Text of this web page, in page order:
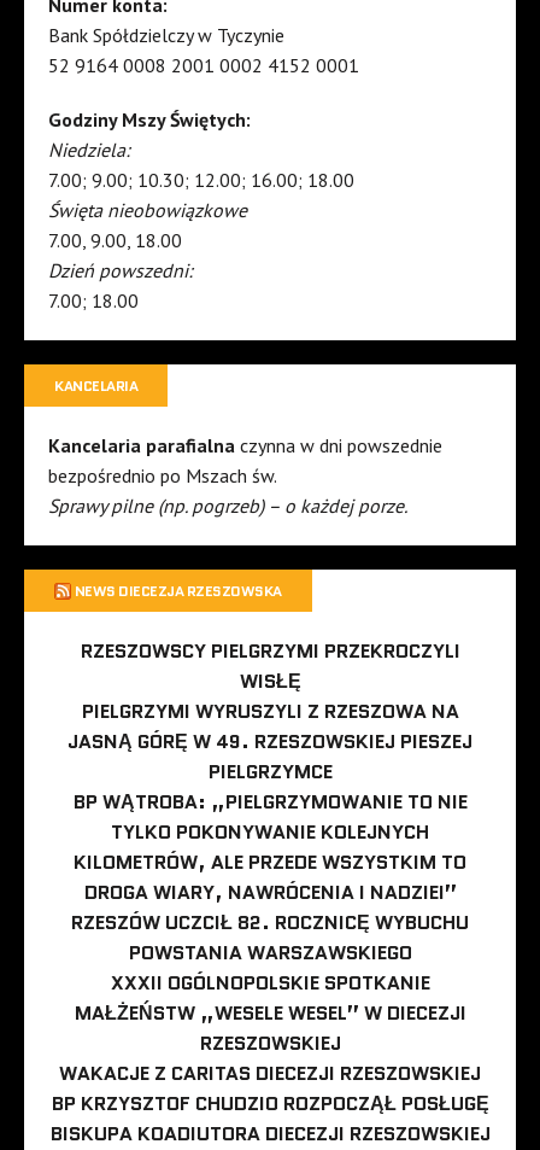
Numer konta:
Bank Spółdzielczy w Tyczynie
52 9164 0008 2001 0002 4152 0001
Godziny Mszy Świętych:
Niedziela:
7.00; 9.00; 10.30; 12.00; 16.00; 18.00
Święta nieobowiązkowe
7.00, 9.00, 18.00
Dzień powszedni:
7.00; 18.00
KANCELARIA
Kancelaria parafialna czynna w dni powszednie
bezpośrednio po Mszach św.
Sprawy pilne (np. pogrzeb) – o każdej porze.
NEWS DIECEZJA RZESZOWSKA
RZESZOWSCY PIELGRZYMI PRZEKROCZYLI
WISŁĘ
PIELGRZYMI WYRUSZYLI Z RZESZOWA NA
JASNĄ GÓRĘ W 49. RZESZOWSKIEJ PIESZEJ
PIELGRZYMCE
BP WĄTROBA: „PIELGRZYMOWANIE TO NIE
TYLKO POKONYWANIE KOLEJNYCH
KILOMETRÓW, ALE PRZEDE WSZYSTKIM TO
DROGA WIARY, NAWRÓCENIA I NADZIEI”
RZESZÓW UCZCIŁ 82. ROCZNICĘ WYBUCHU
POWSTANIA WARSZAWSKIEGO
XXXII OGÓLNOPOLSKIE SPOTKANIE
MAŁŻEŃSTW „WESELE WESEL” W DIECEZJI
RZESZOWSKIEJ
WAKACJE Z CARITAS DIECEZJI RZESZOWSKIEJ
BP KRZYSZTOF CHUDZIO ROZPOCZĄŁ POSŁUGĘ
BISKUPA KOADIUTORA DIECEZJI RZESZOWSKIEJ